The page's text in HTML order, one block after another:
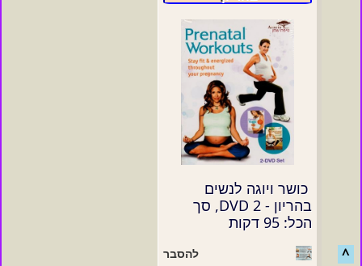
כושר ויוגה לנשים
בהריון - DVD 2, סך
הכל: 95 דקות
להסבר ^